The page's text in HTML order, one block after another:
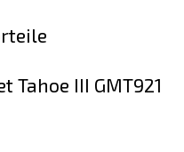
Tahoe III GMT921